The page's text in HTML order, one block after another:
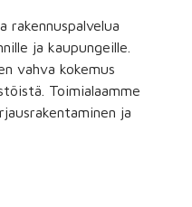
ja kaupungeille.
vahva kokemus
Toimialaamme
ja